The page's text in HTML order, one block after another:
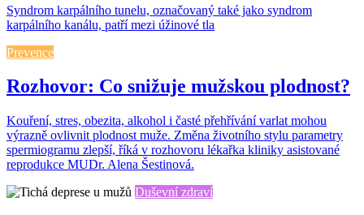
Syndrom karpálního tunelu, označovaný také jako syndrom
karpálního kanálu, patří mezi úžinové tla
Prevence
Rozhovor: Co snižuje mužskou plodnost?
Kouření, stres, obezita, alkohol i časté přehřívání varlat mohou
výrazně ovlivnit plodnost muže. Změna životního stylu parametry
spermiogramu zlepší, říká v rozhovoru lékařka kliniky asistované
reprodukce MUDr. Alena Šestinová.
Duševní zdraví